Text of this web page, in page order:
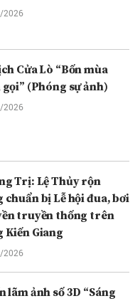
2026
Cửa Lò “Bốn mùa
gọi” (Phóng sự ảnh)
2026
Trị: Lệ Thủy rộn
chuẩn bị Lễ hội đua, bơi
truyền thống trên
Kiến Giang
2026
lãm ảnh số 3D “Sáng